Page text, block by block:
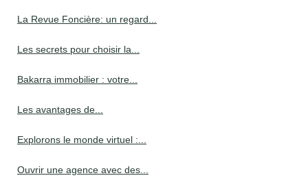
La Revue Foncière: un regard...
Les secrets pour choisir la...
Bakarra immobilier : votre...
Les avantages de...
Explorons le monde virtuel :...
Ouvrir une agence avec des...